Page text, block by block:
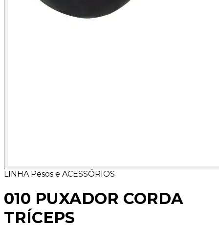
LINHA Pesos e ACESSÓRIOS
010 PUXADOR CORDA
TRÍCEPS